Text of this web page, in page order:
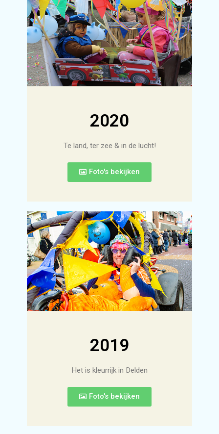
2020
Te land, ter zee & in de lucht!
Foto's bekijken
2019
Het is kleurrijk in Delden
Foto's bekijken